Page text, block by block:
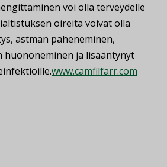
voi olla terveydelle
oireita voivat olla
astman paheneminen,
huononeminen ja lisääntynyt
www.camfilfarr.com